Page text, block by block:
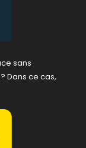
sans
Dans ce cas,